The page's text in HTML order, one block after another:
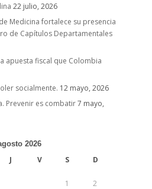
22 julio, 2026
Medicina fortalece su presencia
de Capítulos Departamentales
apuesta fiscal que Colombia
socialmente. 12 mayo, 2026
Prevenir es combatir7 mayo,
2026
J V S D
1 2